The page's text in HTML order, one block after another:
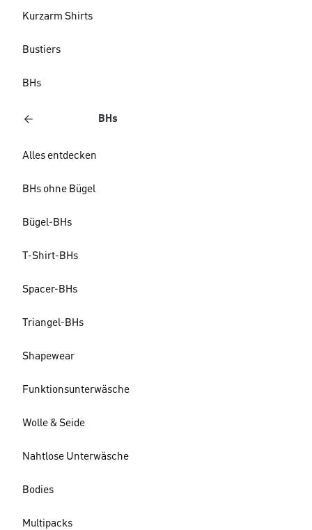
Kurzarm Shirts
Bustiers
BHs
BHs
Alles entdecken
BHs ohne Bügel
Bügel-BHs
T-Shirt-BHs
Spacer-BHs
Triangel-BHs
Shapewear
Funktionsunterwäsche
Wolle & Seide
Nahtlose Unterwäsche
Bodies
Multipacks